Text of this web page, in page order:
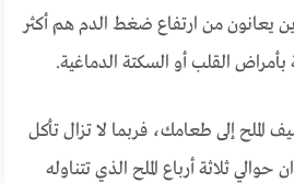
يعانون من ارتفاع ضغط الدم هم أكثر
القلب أو السكتة الدماغية.
الملح إلى طعامك، فربما لا تزال تأكل
حوالي ثلاثة أرباع الملح الذي تتناوله